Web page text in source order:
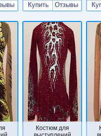
Купить
Отзывы
Костюм для